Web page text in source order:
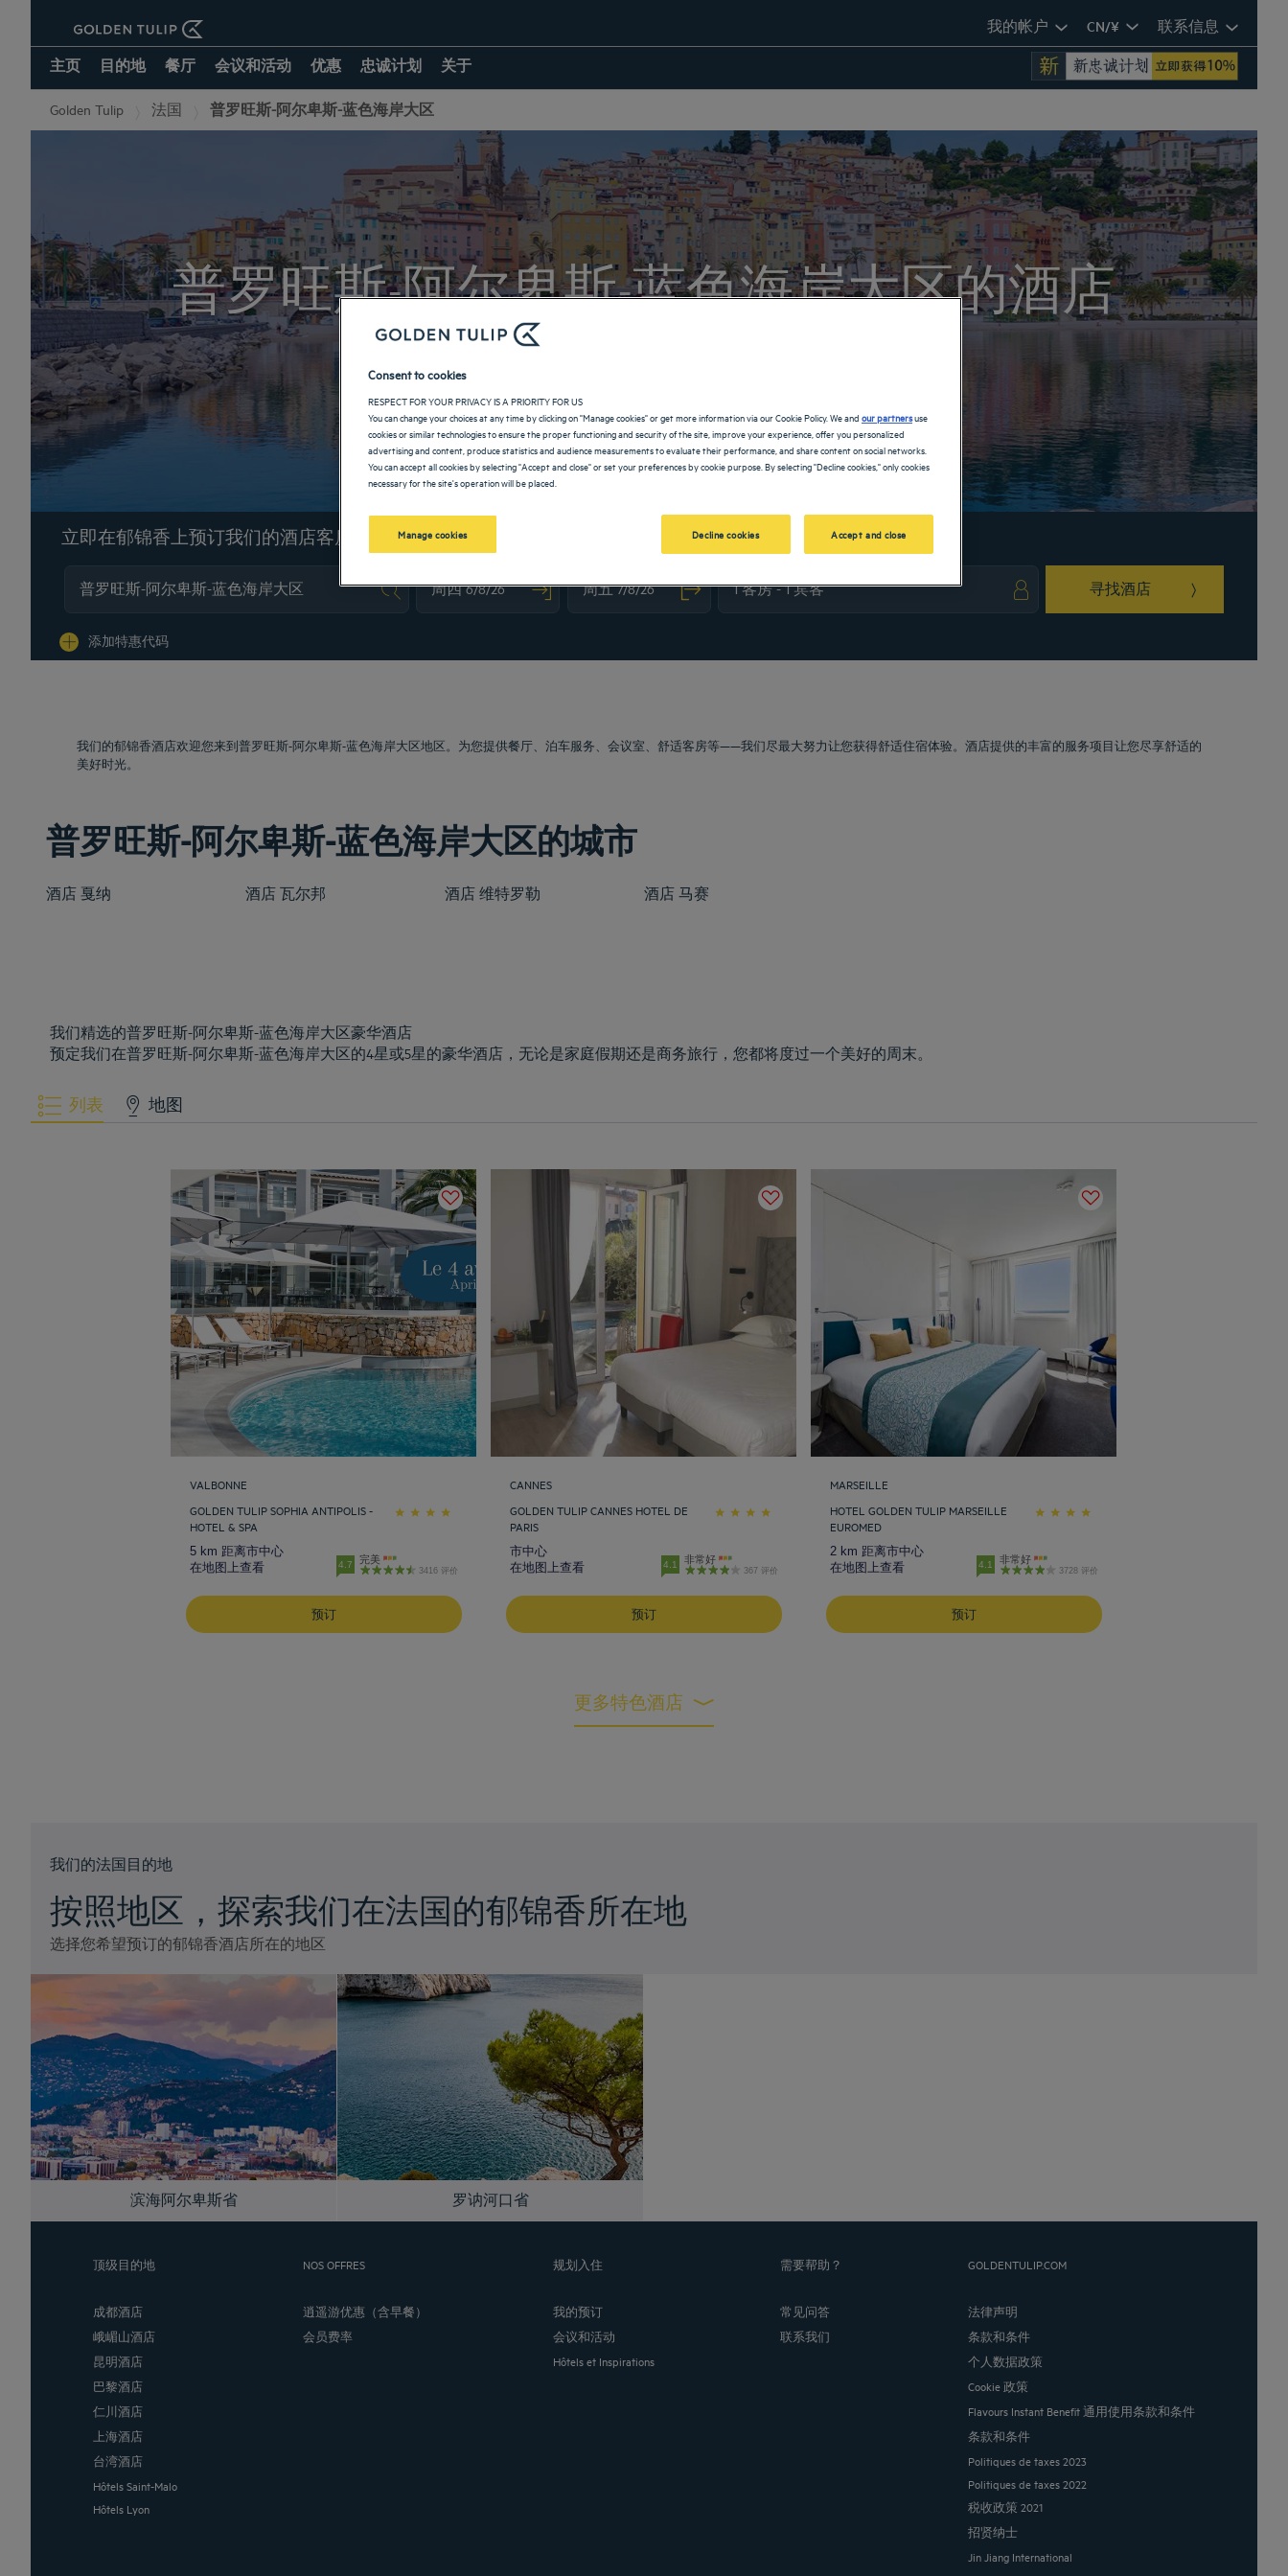
我的帐户 CN/¥ 联系信息
主页 目的地 餐厅 会议和活动 优惠 忠诚计划 关于
Golden Tulip 法国 普罗旺斯-阿尔卑斯-蓝色海岸大区
普罗旺斯-阿尔卑斯-蓝色海岸大区的酒店
立即在郁锦香上预订我们的酒店客房
寻找酒店
添加特惠代码
我们的郁锦香酒店欢迎您来到普罗旺斯-阿尔卑斯-蓝色海岸大区地区。为您提供餐厅、泊车服务、会议室、舒适客房等——我们尽最大努力让您获得舒适住宿体验。酒店提供的丰富的服务项目让您尽享舒适的
美好时光。
普罗旺斯-阿尔卑斯-蓝色海岸大区的城市
酒店 戛纳 酒店 瓦尔邦 酒店 维特罗勒 酒店 马赛
我们精选的普罗旺斯-阿尔卑斯-蓝色海岸大区豪华酒店
预定我们在普罗旺斯-阿尔卑斯-蓝色海岸大区的4星或5星的豪华酒店，无论是家庭假期还是商务旅行，您都将度过一个美好的周末。
列表 地图
VALBONNE
GOLDEN TULIP SOPHIA ANTIPOLIS -
HOTEL & SPA
5 km 距离市中心
在地图上查看
4.7 完美
3416 评价
预订
CANNES
GOLDEN TULIP CANNES HOTEL DE
PARIS
市中心
在地图上查看
4.1 非常好
367 评价
预订
MARSEILLE
HOTEL GOLDEN TULIP MARSEILLE
EUROMED
2 km 距离市中心
在地图上查看
4.1 非常好
3728 评价
预订
更多特色酒店
我们的法国目的地
按照地区，探索我们在法国的郁锦香所在地
选择您希望预订的郁锦香酒店所在的地区
滨海阿尔卑斯省 罗讷河口省
顶级目的地
成都酒店
峨嵋山酒店
昆明酒店
巴黎酒店
仁川酒店
上海酒店
台湾酒店
Hôtels Saint-Malo
Hôtels Lyon
NOS OFFRES
逍遥游优惠（含早餐）
会员费率
规划入住
我的预订
会议和活动
Hôtels et Inspirations
需要帮助？
常见问答
联系我们
GOLDENTULIP.COM
法律声明
条款和条件
个人数据政策
Cookie 政策
Flavours Instant Benefit 通用使用条款和条件
条款和条件
Politiques de taxes 2023
Politiques de taxes 2022
税收政策 2021
招贤纳士
Jin Jiang International
Consent to cookies
RESPECT FOR YOUR PRIVACY IS A PRIORITY FOR US
You can change your choices at any time by clicking on "Manage cookies" or get more information via our Cookie Policy. We andour partnersuse
cookies or similar technologies to ensure the proper functioning and security of the site, improve your experience, offer you personalized
advertising and content, produce statistics and audience measurements to evaluate their performance, and share content on social networks.
You can accept all cookies by selecting "Accept and close" or set your preferences by cookie purpose. By selecting "Decline cookies," only cookies
necessary for the site's operation will be placed.
Manage cookies Decline cookies Accept and close